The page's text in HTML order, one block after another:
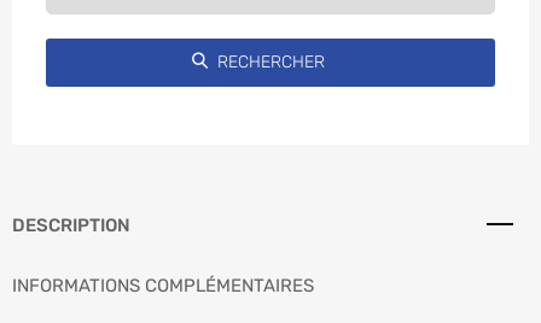
DESCRIPTION
INFORMATIONS COMPLÉMENTAIRES